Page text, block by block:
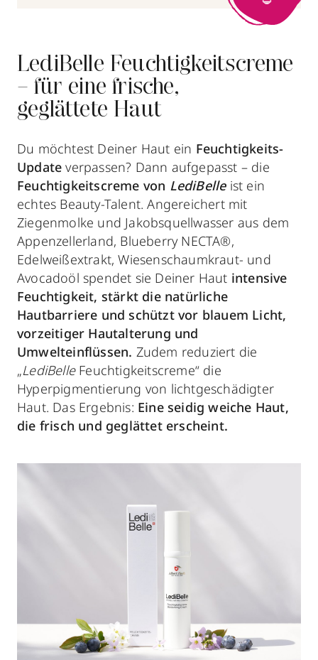
LediBelle Feuchtigkeitscreme
– für eine frische,
geglättete Haut
Du möchtest Deiner Haut ein Feuchtigkeits-
Updateverpassen? Dann aufgepasst – die
Feuchtigkeitscreme von LediBelle ist ein
echtes Beauty-Talent. Angereichert mit
Ziegenmolke und Jakobsquellwasser aus dem
Appenzellerland, Blueberry NECTA®,
Edelweißextrakt, Wiesenschaumkraut- und
Avocadoöl spendet sie Deiner Haut intensive
Feuchtigkeit, stärkt die natürliche
Hautbarriere und schützt vor blauem Licht,
vorzeitiger Hautalterung und
Umwelteinflüssen. Zudem reduziert die
„LediBelle Feuchtigkeitscreme“ die
Hyperpigmentierung von lichtgeschädigter
Haut. Das Ergebnis: Eine seidig weiche Haut,
die frisch und geglättet erscheint.